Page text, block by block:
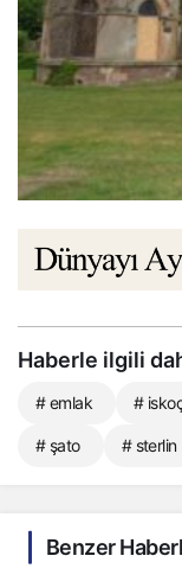
Haberle ilgili
# emlak #
# şato # sterlin
Benzer